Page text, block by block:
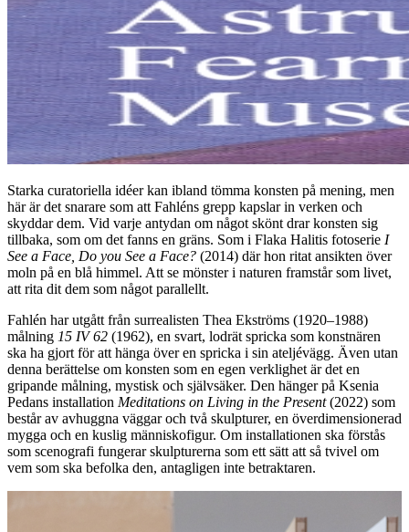
Starka curatoriella idéer kan ibland tömma konsten på mening, men
här är det snarare som att Fahléns grepp kapslar in verken och
skyddar dem. Vid varje antydan om något skönt drar konsten sig
tillbaka, som om det fanns en gräns. Som i Flaka Halitis fotoserie I
See a Face, Do you See a Face? (2014) där hon ritat ansikten över
moln på en blå himmel. Att se mönster i naturen framstår som livet,
att rita dit dem som något parallellt.
Fahlén har utgått från surrealisten Thea Ekströms (1920–1988)
målning 15 IV 62 (1962), en svart, lodrät spricka som konstnären
ska ha gjort för att hänga över en spricka i sin ateljévägg. Även utan
denna berättelse om konsten som en egen verklighet är det en
gripande målning, mystisk och självsäker. Den hänger på Ksenia
Pedans installation Meditations on Living in the Present(2022) som
består av avhuggna väggar och två skulpturer, en överdimensionerad
mygga och en kuslig människofigur. Om installationen ska förstås
som scenografi fungerar skulpturerna som ett sätt att så tvivel om
vem som ska befolka den, antagligen inte betraktaren.